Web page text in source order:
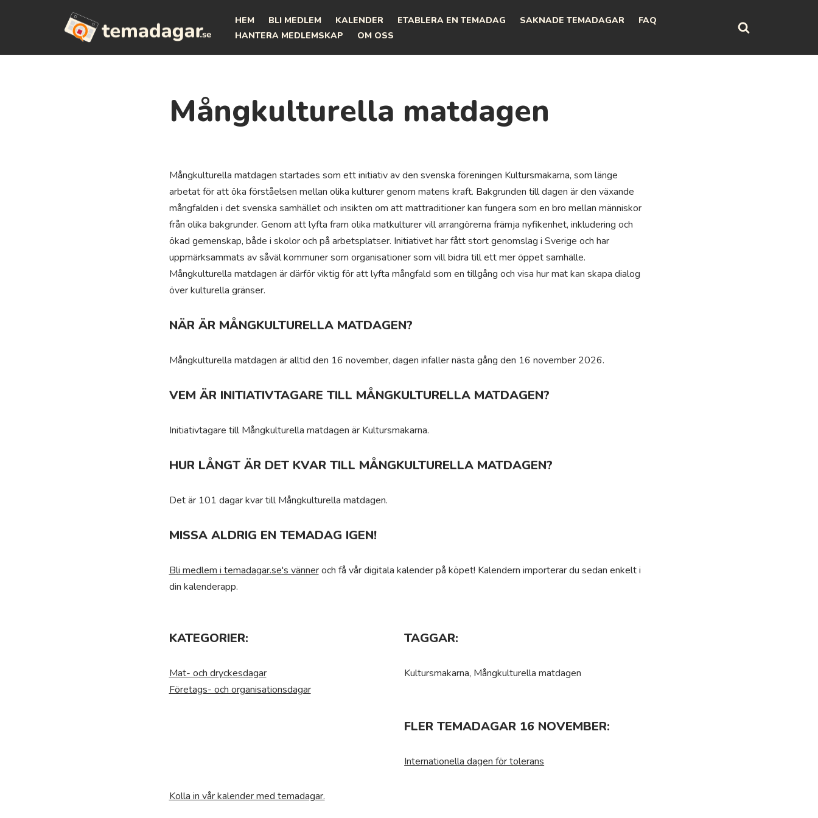
HEM BLI MEDLEM KALENDER ETABLERA EN TEMADAG SAKNADE TEMADAGAR
FAQ
HANTERA MEDLEMSKAP
OM OSS
Mångkulturella matdagen
Mångkulturella matdagen startades som ett initiativ av den svenska föreningen Kultursmakarna, som länge
arbetat för att öka förståelsen mellan olika kulturer genom matens kraft. Bakgrunden till dagen är den växande
mångfalden i det svenska samhället och insikten om att mattraditioner kan fungera som en bro mellan människor
från olika bakgrunder. Genom att lyfta fram olika matkulturer vill arrangörerna främja nyfikenhet, inkludering och
ökad gemenskap, både i skolor och på arbetsplatser. Initiativet har fått stort genomslag i Sverige och har
uppmärksammats av såväl kommuner som organisationer som vill bidra till ett mer öppet samhälle.
Mångkulturella matdagen är därför viktig för att lyfta mångfald som en tillgång och visa hur mat kan skapa dialog
över kulturella gränser.
NÄR ÄR MÅNGKULTURELLA MATDAGEN?
Mångkulturella matdagen är alltid den 16 november, dagen infaller nästa gång den 16 november 2026.
VEM ÄR INITIATIVTAGARE TILL MÅNGKULTURELLA MATDAGEN?
Initiativtagare till Mångkulturella matdagen är Kultursmakarna.
HUR LÅNGT ÄR DET KVAR TILL MÅNGKULTURELLA MATDAGEN?
Det är 101 dagar kvar till Mångkulturella matdagen.
MISSA ALDRIG EN TEMADAG IGEN!
Bli medlem i temadagar.se's vänneroch få vår digitala kalender på köpet! Kalendern importerar du sedan enkelt i
din kalenderapp.
KATEGORIER:
Mat- och dryckesdagar
Företags- och organisationsdagar
TAGGAR:
Kultursmakarna, Mångkulturella matdagen
FLER TEMADAGAR 16 NOVEMBER:
Internationella dagen för tolerans
Kolla in vår kalender med temadagar.